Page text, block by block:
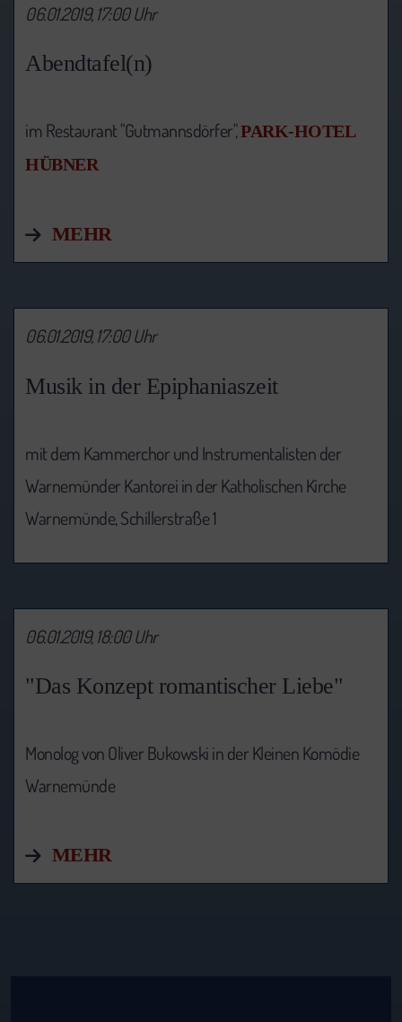
Abendtafel(n)
06.01.2019, 17:00 Uhr
im Restaurant "Gutmannsdörfer",PARK-HOTEL
HÜBNER
MEHR
Musik in der Epiphaniaszeit
06.01.2019, 17:00 Uhr
mit dem Kammerchor und Instrumentalisten der
Warnemünder Kantorei in der Katholischen Kirche
Warnemünde, Schillerstraße 1
"Das Konzept romantischer Liebe"
06.01.2019, 18:00 Uhr
Monolog von Oliver Bukowski in der Kleinen Komödie
Warnemünde
MEHR